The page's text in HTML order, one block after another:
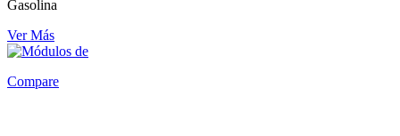
Gasolina
Ver Más
Compare